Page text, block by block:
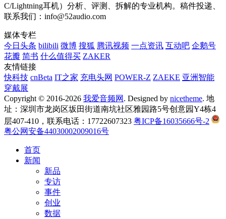
C/Lightning耳机）分析、评测、拆解的专业机构。稿件投递、
联系我们：info@52audio.com
媒体专栏
今日头条 bilibili 微博 搜狐 腾讯视频 一点资讯 互动吧 企鹅号
花瓣 简书 什么值得买 ZAKER
友情链接
快科技 cnBeta IT之家 充电头网 POWER-Z ZAEKE 亚洲智能
穿戴展
Copyright © 2016-2026 我爱音频网 . Designed by nicetheme. 地
址：深圳市龙岗区坂田街道南坑社区雅园路5号创意园Y4栋4
层407-410，联系电话：17722607323 粤ICP备16035666号-2
粤公网安备44030002009016号
首页
新闻
新品
专访
事件
创业
数据